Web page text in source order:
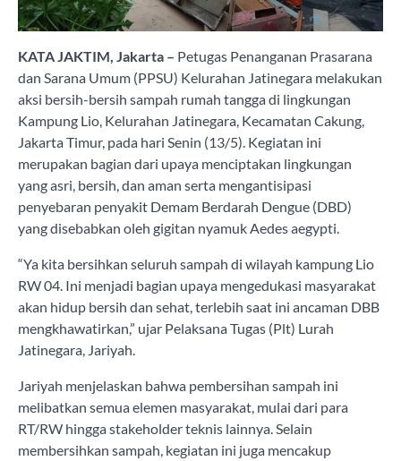
KATA JAKTIM, Jakarta – Petugas Penanganan Prasarana
dan Sarana Umum (PPSU) Kelurahan Jatinegara melakukan
aksi bersih-bersih sampah rumah tangga di lingkungan
Kampung Lio, Kelurahan Jatinegara, Kecamatan Cakung,
Jakarta Timur, pada hari Senin (13/5). Kegiatan ini
merupakan bagian dari upaya menciptakan lingkungan
yang asri, bersih, dan aman serta mengantisipasi
penyebaran penyakit Demam Berdarah Dengue (DBD)
yang disebabkan oleh gigitan nyamuk Aedes aegypti.
“Ya kita bersihkan seluruh sampah di wilayah kampung Lio
RW 04. Ini menjadi bagian upaya mengedukasi masyarakat
akan hidup bersih dan sehat, terlebih saat ini ancaman DBB
mengkhawatirkan,” ujar Pelaksana Tugas (Plt) Lurah
Jatinegara, Jariyah.
Jariyah menjelaskan bahwa pembersihan sampah ini
melibatkan semua elemen masyarakat, mulai dari para
RT/RW hingga stakeholder teknis lainnya. Selain
membersihkan sampah, kegiatan ini juga mencakup